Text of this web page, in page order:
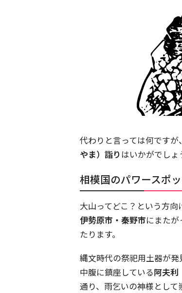
代わりと言っては何です
やま）詣り はいかがでしょ
相模国のパワースポ
大山ってどこ？という方
伊勢原市・秦野市にまた
たります。
縄文時代の祭祀用土器が
中腹に鎮座している阿夫利
通り、雨乞いの神様として